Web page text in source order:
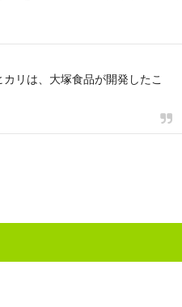
リは、大塚食品が開発したこ